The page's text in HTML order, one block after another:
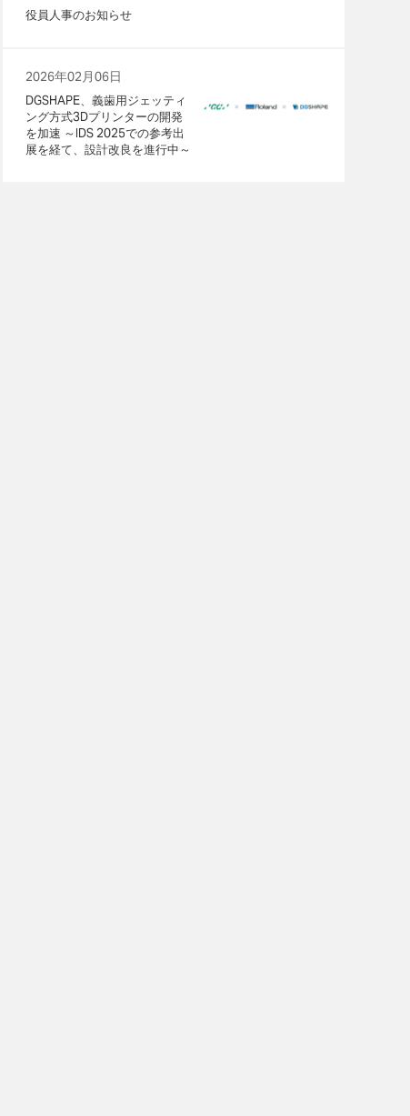
役員人事のお知らせ
2026年02月06日
DGSHAPE、義歯用ジェッティ
ング方式3Dプリンターの開発
を加速 ～IDS 2025での参考出
展を経て、設計改良を進行中～